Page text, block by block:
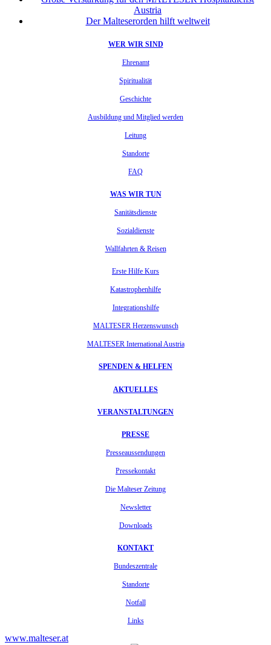
Austria
Der Malteserorden hilft weltweit
WER WIR SIND
Ehrenamt
Spiritualität
Geschichte
Ausbildung und Mitglied werden
Leitung
Standorte
FAQ
WAS WIR TUN
Sanitätsdienste
Sozialdienste
Wallfahrten & Reisen
Erste Hilfe Kurs
Katastrophenhilfe
Integrationshilfe
MALTESER Herzenswunsch
MALTESER International Austria
SPENDEN & HELFEN
AKTUELLES
VERANSTALTUNGEN
PRESSE
Presseaussendungen
Pressekontakt
Die Malteser Zeitung
Newsletter
Downloads
KONTAKT
Bundeszentrale
Standorte
Notfall
Links
www.malteser.at